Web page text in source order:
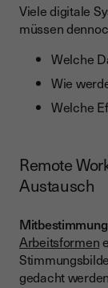
Viele digitale
müssen
Welche
Wie
Welche
Remote
Austausch
Mitbestimmung
Arbeitsformen
gedacht